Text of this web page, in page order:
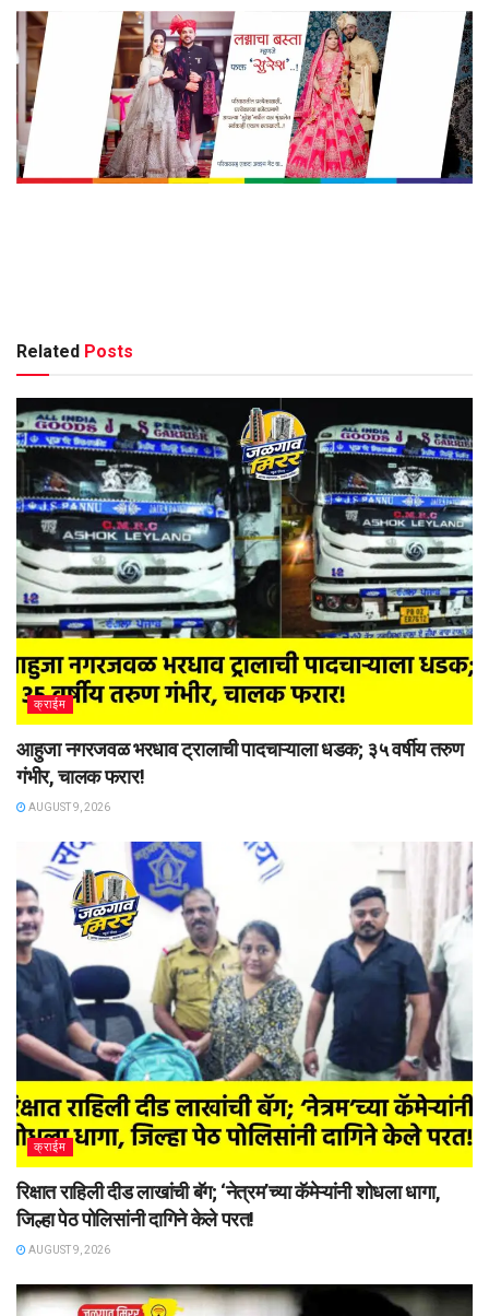
Related Posts
क्राईम
आहुजा नगरजवळ भरधाव ट्रालाची पादचाऱ्याला धडक; ३५ वर्षीय तरुण
गंभीर, चालक फरार!
AUGUST 9, 2026
क्राईम
रिक्षात राहिली दीड लाखांची बॅग; ‘नेत्रम’च्या कॅमेऱ्यांनी शोधला धागा,
जिल्हा पेठ पोलिसांनी दागिने केले परत!
AUGUST 9, 2026